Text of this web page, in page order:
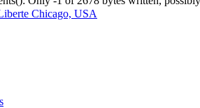
Chicago, USA